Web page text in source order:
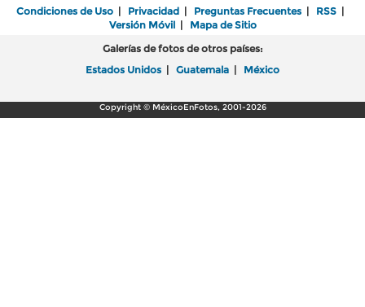
Condiciones de Uso | Privacidad | Preguntas Frecuentes | RSS |
Versión Móvil| Mapa de Sitio
Galerías de fotos de otros países:
Estados Unidos | Guatemala | México
Copyright © MéxicoEnFotos, 2001-2026